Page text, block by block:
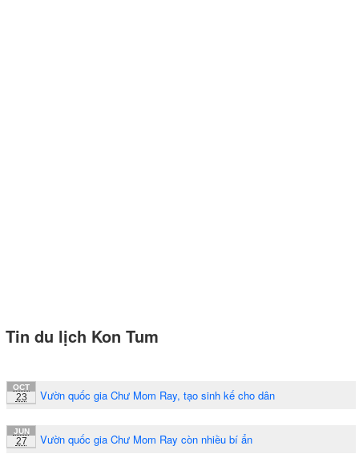
Tin du lịch Kon Tum
OCT
23 Vườn quốc gia Chư Mom Ray, tạo sinh kế cho dân
JUN
27 Vườn quốc gia Chư Mom Ray còn nhiều bí ẩn